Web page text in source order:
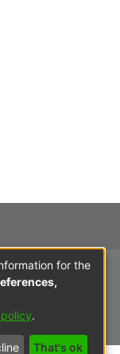
for the
.
That's ok